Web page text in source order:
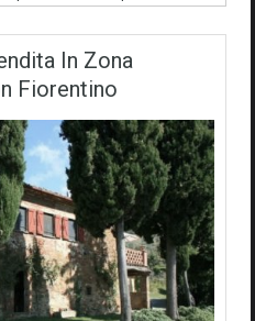
In Zona
Fiorentino